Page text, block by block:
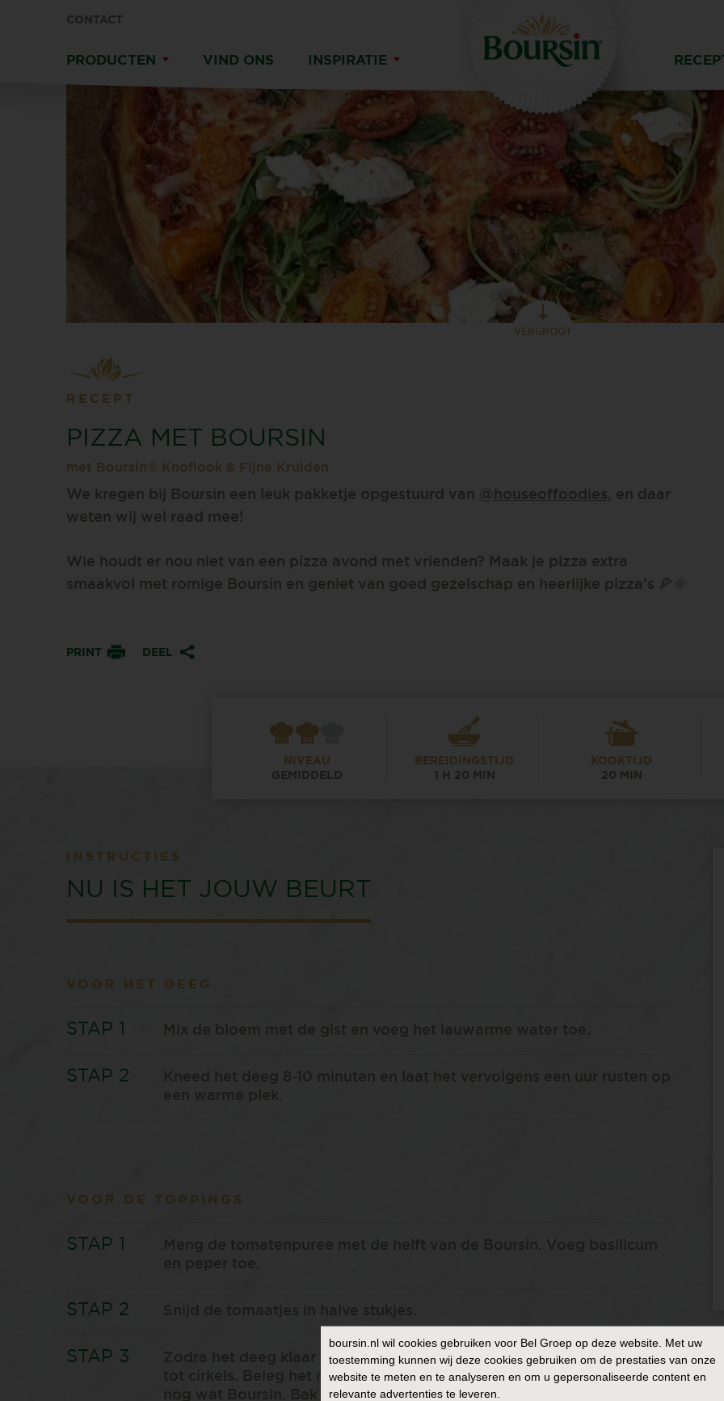
CONTACT
PRODUCTEN VIND ONS INSPIRATIE
VERGROOT
RECEPT
PIZZA MET BOURSIN
met Boursin® Knoflook & Fijne Kruiden
We kregen bij Boursin een leuk pakketje opgestuurd van @houseoffoodies, en daar
weten wij wel raad mee!
Wie houdt er nou niet van een pizza avond met vrienden? Maak je pizza extra
smaakvol met romige Boursin en geniet van goed gezelschap en heerlijke pizza’s 🍕🌞
PRINT DEEL
NIVEAU
GEMIDDELD
BEREIDINGSTIJD
1 H 20 MIN
KOOKTIJD
20 MIN
INSTRUCTIES
NU IS HET JOUW BEURT
VOOR HET DEEG
Mix de bloem met de gist en voeg het lauwarme water toe.
Kneed het deeg 8-10 minuten en laat het vervolgens een uur rusten op
een warme plek.
VOOR DE TOPPINGS
Meng de tomatenpuree met de helft van de Boursin. Voeg basilicum
en peper toe.
Snijd de tomaatjes in halve stukjes.
Zodra het deeg klaar is met rijzen, verdeel het in drieën en rol het uit
tot cirkels. Beleg het met tomatensaus, geraspte kaas, basilicum en
nog wat Boursin. Bak het op 220 graden Celsius gedurende ongeveer
boursin.nl wil cookies gebruiken voor Bel Groep op deze website. Met uw
toestemming kunnen wij deze cookies gebruiken om de prestaties van onze
website te meten en te analyseren en om u gepersonaliseerde content en
relevante advertenties te leveren.